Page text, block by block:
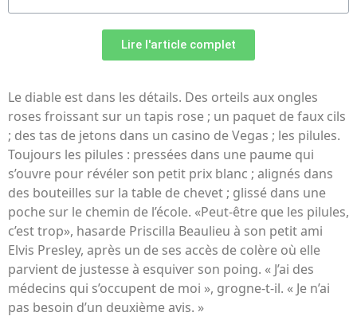
Lire l'article complet
Le diable est dans les détails. Des orteils aux ongles
roses froissant sur un tapis rose ; un paquet de faux cils
; des tas de jetons dans un casino de Vegas ; les pilules.
Toujours les pilules : pressées dans une paume qui
s’ouvre pour révéler son petit prix blanc ; alignés dans
des bouteilles sur la table de chevet ; glissé dans une
poche sur le chemin de l’école. «Peut-être que les pilules,
c’est trop», hasarde Priscilla Beaulieu à son petit ami
Elvis Presley, après un de ses accès de colère où elle
parvient de justesse à esquiver son poing. « J’ai des
médecins qui s’occupent de moi », grogne-t-il. « Je n’ai
pas besoin d’un deuxième avis. »